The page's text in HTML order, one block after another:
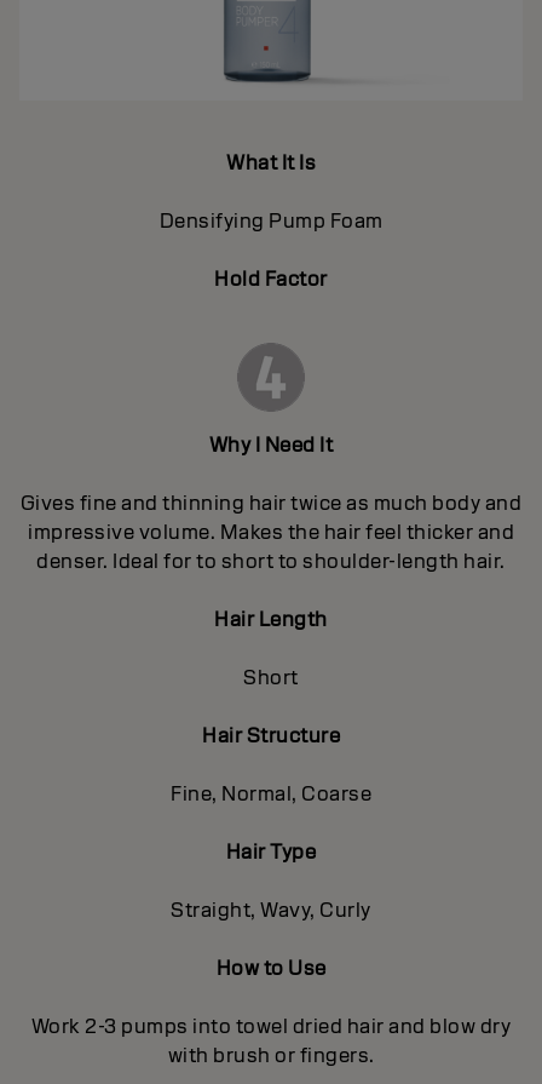
What It Is
Densifying Pump Foam
Hold Factor
Why I Need It
Gives fine and thinning hair twice as much body and
impressive volume. Makes the hair feel thicker and
denser. Ideal for to short to shoulder-length hair.
Hair Length
Short
Hair Structure
Fine, Normal, Coarse
Hair Type
Straight, Wavy, Curly
How to Use
Work 2-3 pumps into towel dried hair and blow dry
with brush or fingers.